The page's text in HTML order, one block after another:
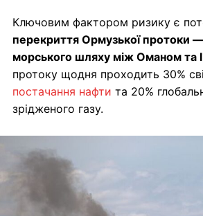
Ключовим фактором ризику є
перекриття Ормузької протоки —
морського шляху між Оманом та
протоку щодня проходить 30%
постачання нафти та 20%
зрідженого газу.